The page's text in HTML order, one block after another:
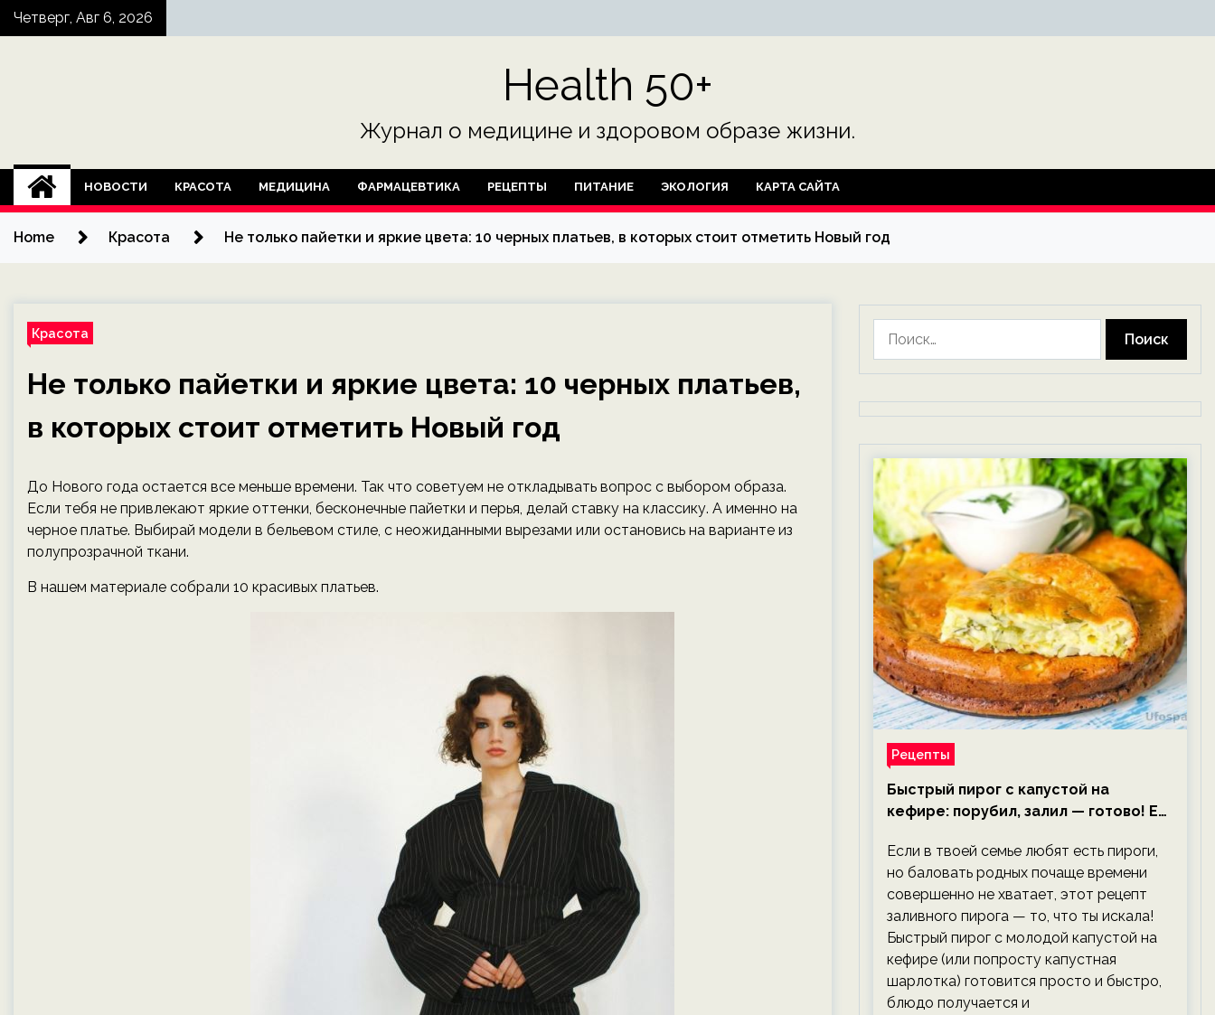
SkipЧетверг, Авг 6, 2026
Health 50+
Журнал о медицине и здоровом образе жизни.
НОВОСТИ КРАСОТА МЕДИЦИНА ФАРМАЦЕВТИКА РЕЦЕПТЫ ПИТАНИЕ ЭКОЛОГИЯ КАРТА САЙТА
Home Красота Не только пайетки и яркие цвета: 10 черных платьев, в которых стоит отметить Новый год
Красота
Не только пайетки и яркие цвета: 10 черных платьев,
в которых стоит отметить Новый год
До Нового года остается все меньше времени. Так что советуем не откладывать вопрос с выбором образа.
Если тебя не привлекают яркие оттенки, бесконечные пайетки и перья, делай ставку на классику. А именно на
черное платье. Выбирай модели в бельевом стиле, с неожиданными вырезами или остановись на варианте из
полупрозрачной ткани.
В нашем материале собрали 10 красивых платьев.
Рецепты
Быстрый пирог с капустой на
кефире: порубил, залил — готово! Ем,
Если в твоей семье любят есть пироги,
но баловать родных почаще времени
совершенно не хватает, этот рецепт
заливного пирога — то, что ты искала!
Быстрый пирог с молодой капустой на
кефире (или попросту капустная
шарлотка) готовится просто и быстро,
блюдо получается и